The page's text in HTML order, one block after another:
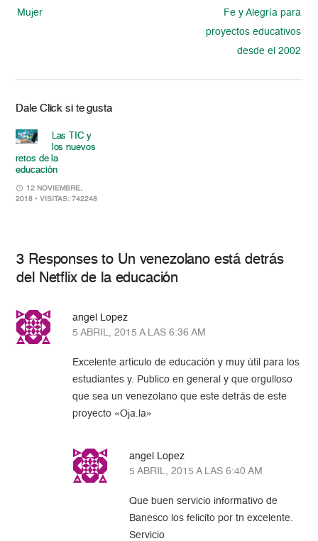
Mujer
Fe y Alegría para
proyectos educativos
desde el 2002
Dale Click si te gusta
Las TIC y
los nuevos
retos de la
educación
12 NOVIEMBRE,
2018 • VISITAS: 742248
3 Responses to Un venezolano está detrás
del Netflix de la educación
angel Lopez
5 ABRIL, 2015 A LAS 6:36 AM
Excelente articulo de educación y muy útil para los
estudiantes y. Publico en general y que orgulloso
que sea un venezolano que este detrás de este
proyecto «Oja.la»
angel Lopez
5 ABRIL, 2015 A LAS 6:40 AM
Que buen servicio informativo de
Banesco los felicito por tn excelente.
Servicio